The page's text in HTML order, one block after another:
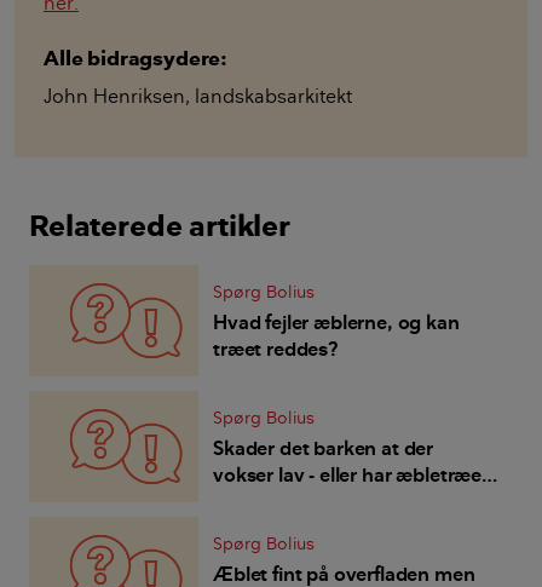
Alle bidragsydere:
John Henriksen, landskabsarkitekt
Relaterede artikler
Spørg Bolius
Hvad fejler æblerne, og kan
træet reddes?
Spørg Bolius
Skader det barken at der
vokser lav - eller har æbletræet
Spørg Bolius
Æblet fint på overfladen men